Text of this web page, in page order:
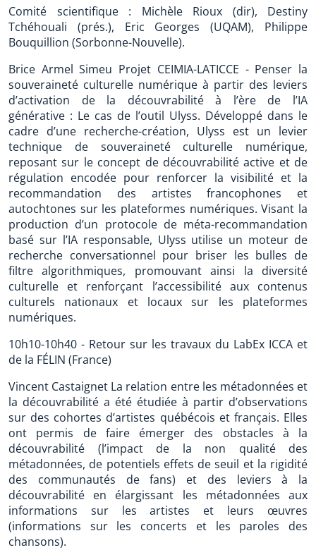
Comité scientifique : Michèle Rioux (dir), Destiny
Tchéhouali (prés.), Eric Georges (UQAM), Philippe
Bouquillion (Sorbonne-Nouvelle).
Brice Armel Simeu Projet CEIMIA-LATICCE - Penser la
souveraineté culturelle numérique à partir des leviers
d’activation de la découvrabilité à l’ère de l’IA
générative : Le cas de l’outil Ulyss. Développé dans le
cadre d’une recherche-création, Ulyss est un levier
technique de souveraineté culturelle numérique,
reposant sur le concept de découvrabilité active et de
régulation encodée pour renforcer la visibilité et la
recommandation des artistes francophones et
autochtones sur les plateformes numériques. Visant la
production d’un protocole de méta-recommandation
basé sur l’IA responsable, Ulyss utilise un moteur de
recherche conversationnel pour briser les bulles de
filtre algorithmiques, promouvant ainsi la diversité
culturelle et renforçant l’accessibilité aux contenus
culturels nationaux et locaux sur les plateformes
numériques.
10h10-10h40 - Retour sur les travaux du LabEx ICCA et
de la FÉLIN (France)
Vincent Castaignet La relation entre les métadonnées et
la découvrabilité a été étudiée à partir d’observations
sur des cohortes d’artistes québécois et français. Elles
ont permis de faire émerger des obstacles à la
découvrabilité (l’impact de la non qualité des
métadonnées, de potentiels effets de seuil et la rigidité
des communautés de fans) et des leviers à la
découvrabilité en élargissant les métadonnées aux
informations sur les artistes et leurs œuvres
(informations sur les concerts et les paroles des
chansons).